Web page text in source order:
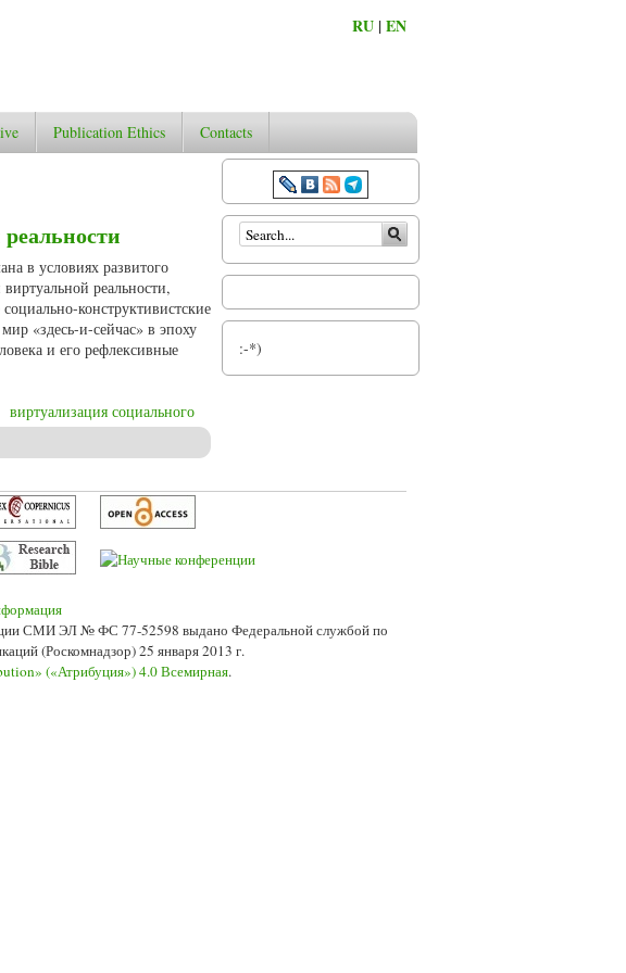
RU |EN
Publication Ethics Contacts
в условиях развитого
реальности,
конструктивистские
«здесь-и-сейчас» в эпоху
и его рефлексивные
виртуализация социального
Search form
:-*)
СМИ ЭЛ № ФС 77-52598 выдано Федеральной службой по
(Роскомнадзор) 25 января 2013 г.
(«Атрибуция») 4.0 Всемирная.